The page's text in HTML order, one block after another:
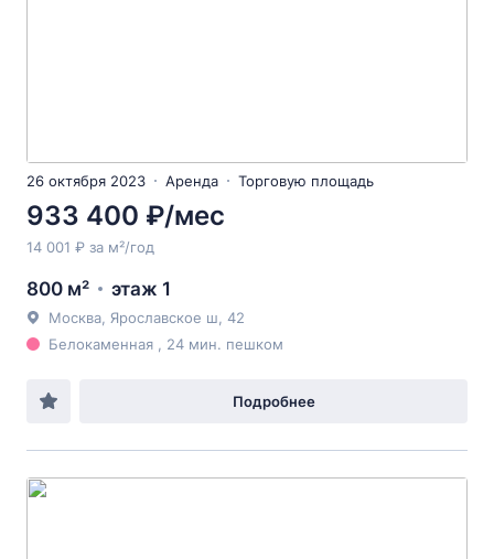
26 октября 2023 Аренда Торговую площадь
933 400 ₽/мес
14 001 ₽ за м²/год
800 м² этаж 1
Москва, Ярославское ш, 42
Белокаменная , 24 мин. пешком
Подробнее